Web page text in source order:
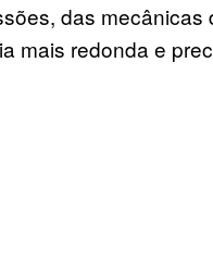
das
mais redonda e